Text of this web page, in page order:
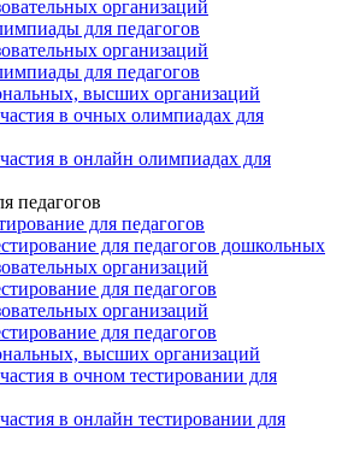
организаций
для педагогов
организаций
для педагогов
высших организаций
в очных олимпиадах для
в онлайн олимпиадах для
педагогов
для педагогов
для педагогов дошкольных
организаций
для педагогов
организаций
для педагогов
высших организаций
в очном тестировании для
в онлайн тестировании для